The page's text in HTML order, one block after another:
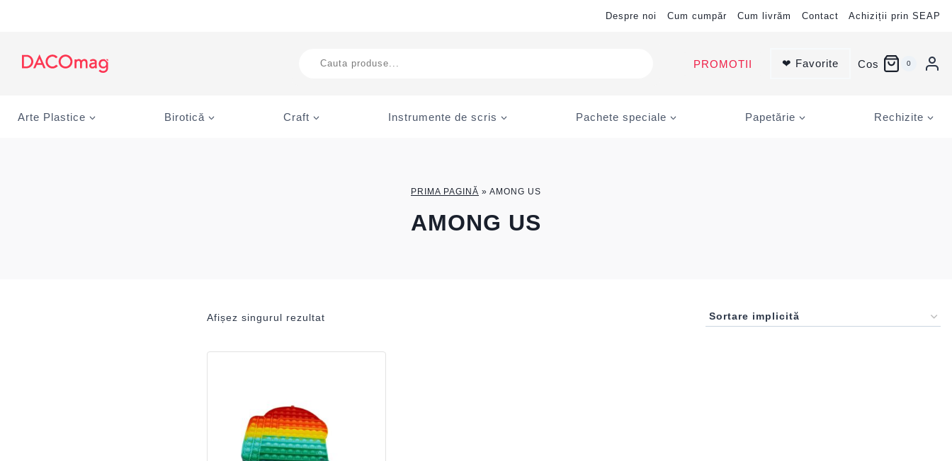
Despre noi Cum cumpăr Cum livrăm Contact Achiziții prin SEAP
search
PROMOTII ❤ Favorite Cos 0
Arte Plastice Birotică Craft Instrumente de scris Pachete speciale Papetărie Rechizite
PRIMA PAGINĂ » AMONG US
AMONG US
Afișez singurul rezultat